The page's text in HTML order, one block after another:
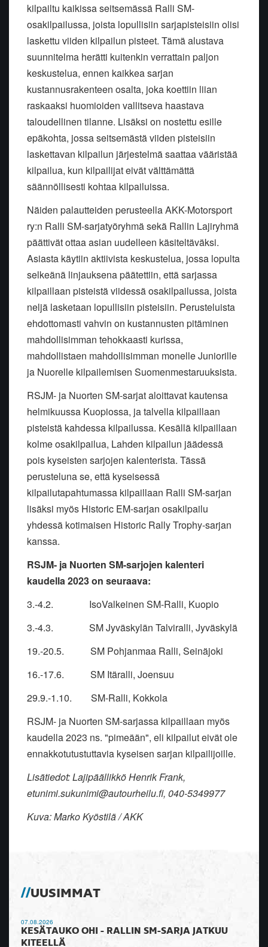
kilpailtu kaikissa seitsemässä Ralli SM-
osakilpailussa, joista lopullisiin sarjapisteisiin olisi
laskettu viiden kilpailun pisteet. Tämä alustava
suunnitelma herätti kuitenkin verrattain paljon
keskustelua, ennen kaikkea sarjan
kustannusrakenteen osalta, joka koettiin liian
raskaaksi huomioiden vallitseva haastava
taloudellinen tilanne. Lisäksi on nostettu esille
epäkohta, jossa seitsemästä viiden pisteisiin
laskettavan kilpailun järjestelmä saattaa vääristää
kilpailua, kun kilpailijat eivät välttämättä
säännöllisesti kohtaa kilpailuissa.
Näiden palautteiden perusteella AKK-Motorsport
ry:n Ralli SM-sarjatyöryhmä sekä Rallin Lajiryhmä
päättivät ottaa asian uudelleen käsiteltäväksi.
Asiasta käytiin aktiivista keskustelua, jossa lopulta
selkeänä linjauksena päätettiin, että sarjassa
kilpaillaan pisteistä viidessä osakilpailussa, joista
neljä lasketaan lopullisiin pisteisiin. Perusteluista
ehdottomasti vahvin on kustannusten pitäminen
mahdollisimman tehokkaasti kurissa,
mahdollistaen mahdollisimman monelle Juniorille
ja Nuorelle kilpailemisen Suomenmestaruuksista.
RSJM- ja Nuorten SM-sarjat aloittavat kautensa
helmikuussa Kuopiossa, ja talvella kilpaillaan
pisteistä kahdessa kilpailussa. Kesällä kilpaillaan
kolme osakilpailua, Lahden kilpailun jäädessä
pois kyseisten sarjojen kalenterista. Tässä
perusteluna se, että kyseisessä
kilpailutapahtumassa kilpaillaan Ralli SM-sarjan
lisäksi myös Historic EM-sarjan osakilpailu
yhdessä kotimaisen Historic Rally Trophy-sarjan
kanssa.
RSJM- ja Nuorten SM-sarjojen kalenteri
kaudella 2023 on seuraava:
3.-4.2. IsoValkeinen SM-Ralli, Kuopio
3.-4.3. SM Jyväskylän Talviralli, Jyväskylä
19.-20.5. SM Pohjanmaa Ralli, Seinäjoki
16.-17.6. SM Itäralli, Joensuu
29.9.-1.10. SM-Ralli, Kokkola
RSJM- ja Nuorten SM-sarjassa kilpaillaan myös
kaudella 2023 ns. "pimeään", eli kilpailut eivät ole
ennakkotutustuttavia kyseisen sarjan kilpailijoille.
Lisätiedot: Lajipäällikkö Henrik Frank,
etunimi.sukunimi@autourheilu.fi, 040-5349977
Kuva: Marko Kyöstilä / AKK
UUSIMMAT
07.08.2026
KESÄTAUKO OHI - RALLIN SM-SARJA JATKUU
KITEELLÄ